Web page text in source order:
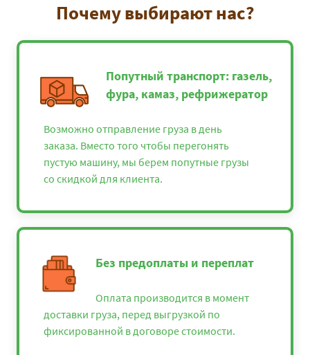
Почему выбирают нас?
Попутный транспорт: газель,
фура, камаз, рефрижератор
Возможно отправление груза в день
заказа. Вместо того чтобы перегонять
пустую машину, мы берем попутные грузы
со скидкой для клиента.
Без предоплаты и переплат
Оплата производится в момент
доставки груза, перед выгрузкой по
фиксированной в договоре стоимости.